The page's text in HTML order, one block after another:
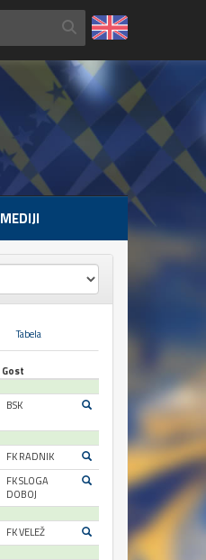
MEDIJI
Tabela
Gost
BSK
FK RADNIK
FK SLOGA
DOBOJ
FK VELEŽ